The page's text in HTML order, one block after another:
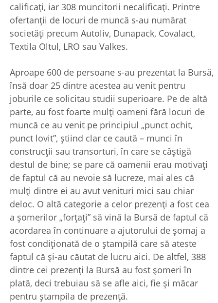
calificați, iar 308 muncitorii necalificați. Printre
ofertanții de locuri de muncă s-au numărat
societăți precum Autoliv, Dunapack, Covalact,
Textila Oltul, LRO sau Valkes.
Aproape 600 de persoane s-au prezentat la Bursă,
însă doar 25 dintre acestea au venit pentru
joburile ce solicitau studii superioare. Pe de altă
parte, au fost foarte mulți oameni fără locuri de
muncă ce au venit pe principiul „punct ochit,
punct lovit”, știind clar ce caută – munci în
construcții sau transorturi, în care se câștigă
destul de bine; se pare că oamenii erau motivați
de faptul că au nevoie să lucreze, mai ales că
mulți dintre ei au avut venituri mici sau chiar
deloc. O altă categorie a celor prezenți a fost cea
a șomerilor „forțați” să vină la Bursă de faptul că
acordarea în continuare a ajutorului de șomaj a
fost condiționată de o ștampilă care să ateste
faptul că și-au căutat de lucru aici. De altfel, 388
dintre cei prezenți la Bursă au fost șomeri în
plată, deci trebuiau să se afle aici, fie și măcar
pentru ștampila de prezență.